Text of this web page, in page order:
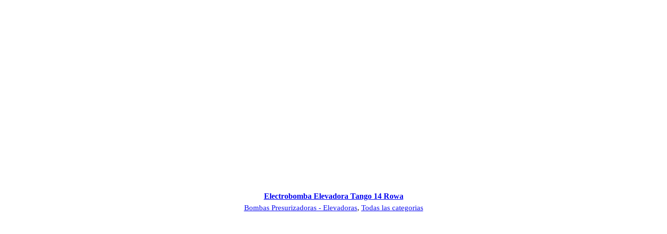
Electrobomba Elevadora Tango 14 Rowa
Bombas Presurizadoras - Elevadoras, Todas las categorias